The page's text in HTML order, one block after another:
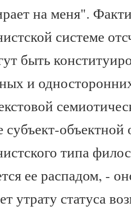
на меня".
системе
быть
и
объектной
типа
ее распадом, -
утрату статуса